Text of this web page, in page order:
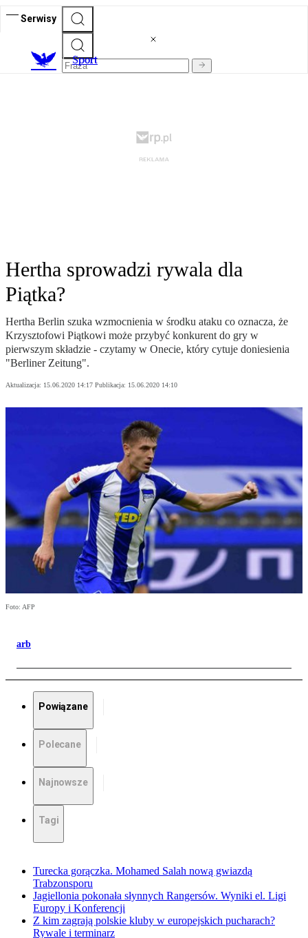
Serwisy
Sport
Hertha sprowadzi rywala dla
Piątka?
Hertha Berlin szuka wzmocnienia w środku ataku co oznacza, że
Krzysztofowi Piątkowi może przybyć konkurent do gry w
pierwszym składzie - czytamy w Onecie, który cytuje doniesienia
"Berliner Zeitung".
Aktualizacja: 15.06.2020 14:17 Publikacja: 15.06.2020 14:10
Foto: AFP
arb
Powiązane
Polecane
Najnowsze
Tagi
Turecka gorączka. Mohamed Salah nową gwiazdą
Trabzonsporu
Jagiellonia pokonała słynnych Rangersów. Wyniki el. Ligi
Europy i Konferencji
Z kim zagrają polskie kluby w europejskich pucharach?
Rywale i terminarz